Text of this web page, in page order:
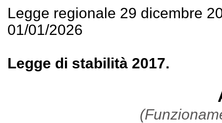
Legge regionale 29 dicembre
01/01/2026
Legge di stabilità 2017.